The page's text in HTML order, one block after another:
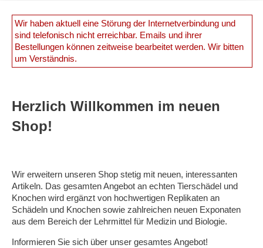
Wir haben aktuell eine Störung der Internetverbindung und
sind telefonisch nicht erreichbar. Emails und ihrer
Bestellungen können zeitweise bearbeitet werden. Wir bitten
um Verständnis.
Herzlich Willkommen im neuen
Shop!
Wir erweitern unseren Shop stetig mit neuen, interessanten
Artikeln. Das gesamten Angebot an echten Tierschädel und
Knochen wird ergänzt von hochwertigen Replikaten an
Schädeln und Knochen sowie zahlreichen neuen Exponaten
aus dem Bereich der Lehrmittel für Medizin und Biologie.
Informieren Sie sich über unser gesamtes Angebot!